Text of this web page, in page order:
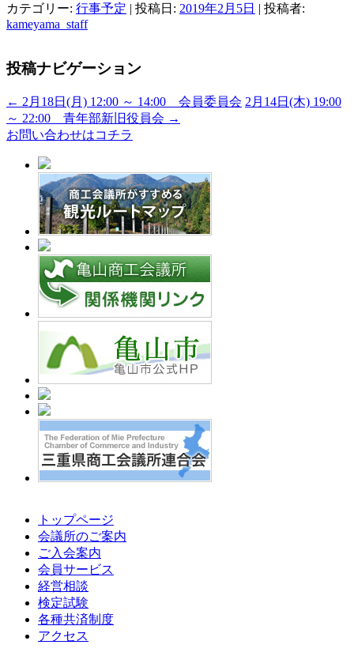
カテゴリー: 行事予定 | 投稿日: 2019年2月5日 | 投稿者:
kameyama_staff
投稿ナビゲーション
← 2月18日(月) 12:00 ～ 14:00 会員委員会 2月14日(木) 19:00
～ 22:00 青年部新旧役員会 →
お問い合わせはコチラ
トップページ
会議所のご案内
ご入会案内
会員サービス
経営相談
検定試験
各種共済制度
アクセス